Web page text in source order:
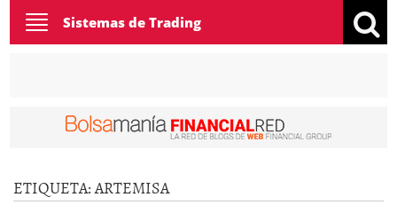
Toggle
navigation
Sistemas de Trading
ETIQUETA:ARTEMISA